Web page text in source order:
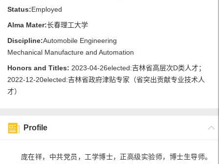
Status:Employed
Alma Mater:长春理工大学
Discipline:Automobile Engineering
Mechanical Manufacture and Automation
Honors and Titles: 2023-04-26elected:吉林省高层次D类人才；
2022-12-20elected:吉林省政府津贴专家（省突出贡献专业技术人
才）
Profile
庞在祥，中共党员，工学博士，正高级实验师，博士生导师。